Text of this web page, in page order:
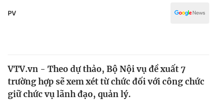
Thế giới
PV
VTV.vn - Theo dự thảo, Bộ Nội vụ đề xuất 7
trường hợp sẽ xem xét từ chức đối với công chức
giữ chức vụ lãnh đạo, quản lý.